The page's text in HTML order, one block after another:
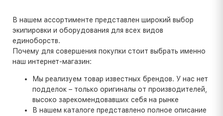
В нашем ассортименте представлен широкий выбор
экипировки и оборудования для всех видов
единоборств.
Почему для совершения покупки стоит выбрать именно
наш интернет-магазин:
Мы реализуем товар известных брендов. У нас нет
подделок – только оригиналы от производителей,
высоко зарекомендовавших себя на рынке
В нашем каталоге представлено полное описание